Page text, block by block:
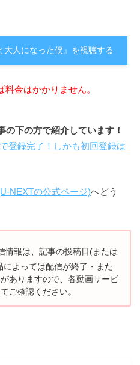
人になった僕』を視聴する
金はかかりません。
下の方で紹介しています！
登録完了！しかも初回登録は
NEXTの公式ページ)へどう
情報は、記事の投稿日(または
によっては配信が終了・また
ありますので、 各動画サービ
ご確認ください。